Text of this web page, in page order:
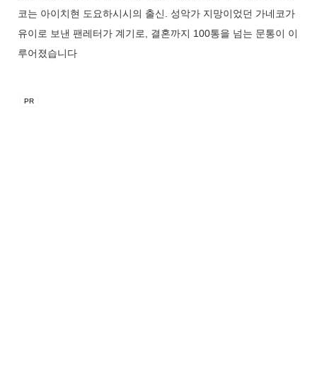
코는 아이치현 도요하시시의 출신. 성악가 지망이었던 가네코가
유이로 보낸 팬레터가 계기로, 결혼까지 100통을 넘는 문통이 이
루어졌습니다